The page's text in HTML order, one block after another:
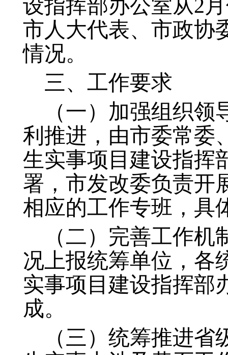
设指挥部办公室从2
市人大代表、市政协
情况。
三、工作要求
（一）加强组织
利推进，由市委常委
生实事项目建设指挥
署，市发改委负责开
相应的工作专班，具
（二）完善工作
况上报统筹单位，各
实事项目建设指挥部
成。
（三）统筹推进